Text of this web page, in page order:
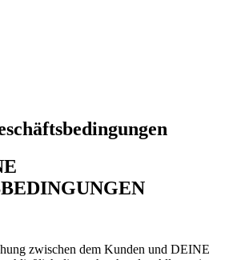
zwischen dem Kunden und DEINE